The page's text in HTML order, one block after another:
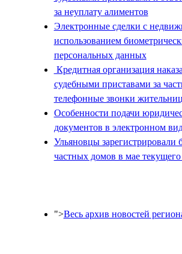
за неуплату алиментов
Электронные сделки с
использованием
персональных данных
Кредитная организация
судебными приставами за
телефонные звонки
Особенности подачи
документов в электронном
Ульяновцы зарегистрировали
частных домов в мае текущего
">Весь архив новостей